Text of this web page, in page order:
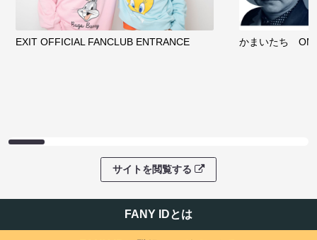
EXIT OFFICIAL FANCLUB ENTRANCE かまいたち
サイトを閲覧する
FANY IDとは